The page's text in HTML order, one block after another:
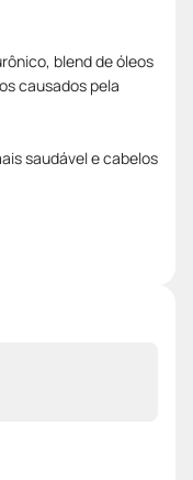
blend de óleos
causados pela
saudável e cabelos